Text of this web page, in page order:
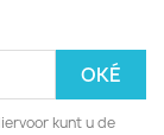
kunt u de